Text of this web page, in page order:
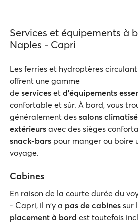
Services et équipements à
Naples - Capri
Les ferries et hydroptères
offrent une gamme
de services et d'équipements
confortable et sûr. À bord, vous
généralement des salons
extérieurs avec des sièges
snack-bars pour manger ou boire
voyage.
Cabines
En raison de la courte durée du
- Capri, il n'y a pas de cabines sur
placement à bord est toutefois